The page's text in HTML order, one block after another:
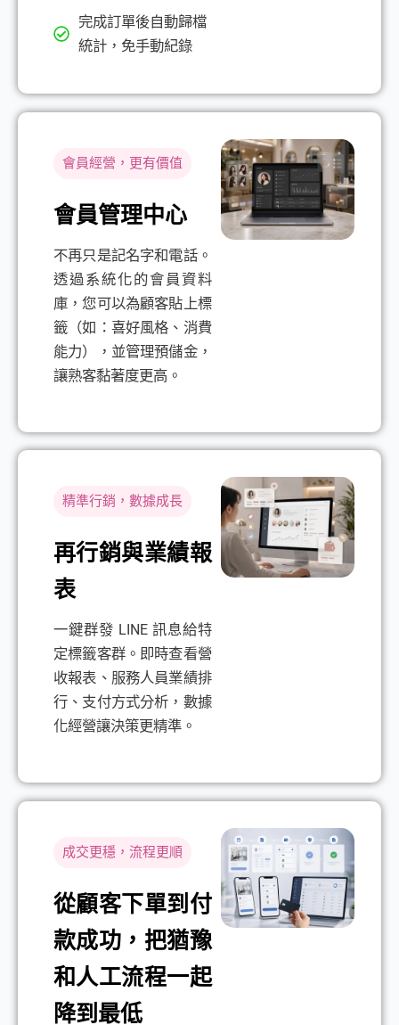
完成訂單後自動歸檔
統計，免手動紀錄
會員經營，更有價值
會員管理中心
不再只是記名字和電話。
透過系統化的會員資料
庫，您可以為顧客貼上標
籤（如：喜好風格、消費
能力），並管理預儲金，
讓熟客黏著度更高。
精準行銷，數據成長
再行銷與業績報
表
一鍵群發 LINE 訊息給特
定標籤客群。即時查看營
收報表、服務人員業績排
行、支付方式分析，數據
化經營讓決策更精準。
成交更穩，流程更順
從顧客下單到付
款成功，把猶豫
和人工流程一起
降到最低